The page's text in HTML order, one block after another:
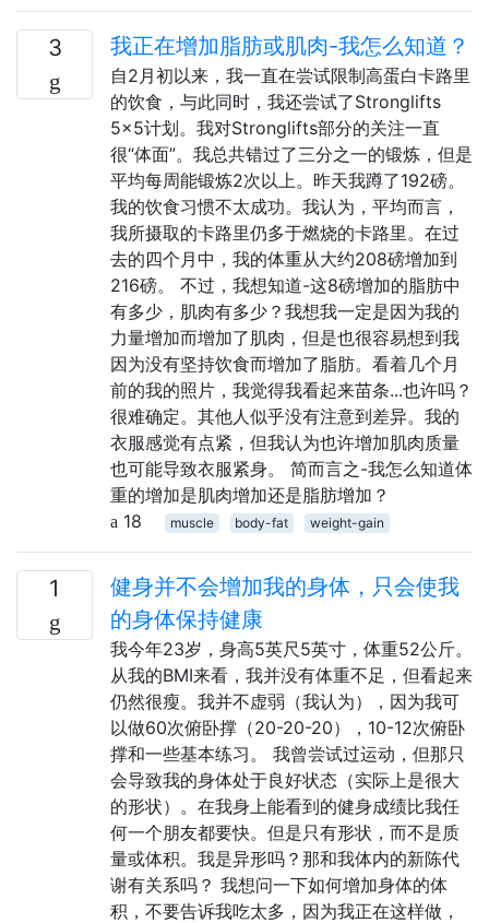
3 我正在增加脂肪或肌肉-我怎么知道？
自2月初以来，我一直在尝试限制高蛋白卡路里
的饮食，与此同时，我还尝试了Stronglifts
5x5计划。我对Stronglifts部分的关注一直
很“体面”。我总共错过了三分之一的锻炼，但是
平均每周能锻炼2次以上。昨天我蹲了192磅。
我的饮食习惯不太成功。我认为，平均而言，
我所摄取的卡路里仍多于燃烧的卡路里。在过
去的四个月中，我的体重从大约208磅增加到
216磅。 不过，我想知道-这8磅增加的脂肪中
有多少，肌肉有多少？我想我一定是因为我的
力量增加而增加了肌肉，但是也很容易想到我
因为没有坚持饮食而增加了脂肪。看着几个月
前的我的照片，我觉得我看起来苗条...也许吗？
很难确定。其他人似乎没有注意到差异。我的
衣服感觉有点紧，但我认为也许增加肌肉质量
也可能导致衣服紧身。 简而言之-我怎么知道体
重的增加是肌肉增加还是脂肪增加？
18
muscle body-fat weight-gain
1
健身并不会增加我的身体，只会使我
的身体保持健康
我今年23岁，身高5英尺5英寸，体重52公斤。
从我的BMI来看，我并没有体重不足，但看起来
仍然很瘦。我并不虚弱（我认为），因为我可
以做60次俯卧撑（20-20-20），10-12次俯卧
撑和一些基本练习。 我曾尝试过运动，但那只
会导致我的身体处于良好状态（实际上是很大
的形状）。在我身上能看到的健身成绩比我任
何一个朋友都要快。但是只有形状，而不是质
量或体积。我是异形吗？那和我体内的新陈代
谢有关系吗？ 我想问一下如何增加身体的体
积，不要告诉我吃太多，因为我正在这样做，